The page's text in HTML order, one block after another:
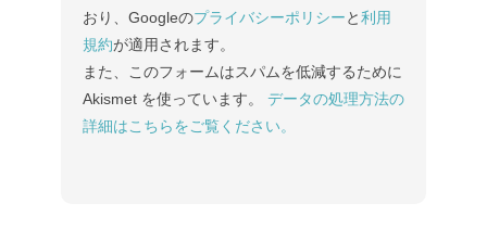
おり、Googleのプライバシーポリシー と 利用
規約が適用されます。
また、このフォームはスパムを低減するために
Akismet を使っています。 データの処理方法の
詳細はこちらをご覧ください。